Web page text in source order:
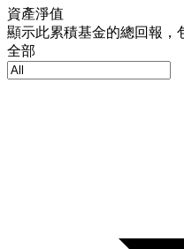
資產淨值
顯示此累積基金的總回報，
全部